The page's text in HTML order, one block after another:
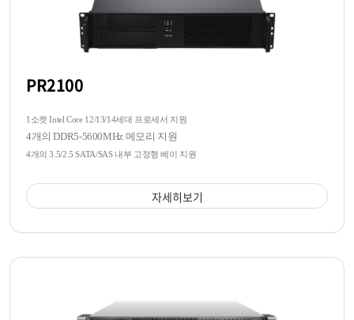
PR2100
1소켓 Intel Core 12/13/14세대 프로세서 지원
4개의 DDR5-5600MHz 메모리 지원
4개의 3.5/2.5 SATA/SAS 내부 고정형 베이 지원
자세히보기